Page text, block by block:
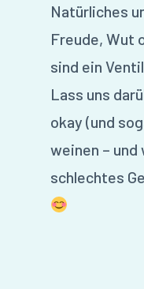
Natürliches
Freude, Wut
sind ein
Lass uns
okay (und
weinen – und
schlechtes